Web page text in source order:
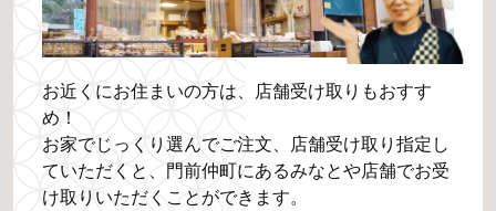
お近くにお住まいの方は、店舗受け取りもおすす
め！
お家でじっくり選んでご注文、店舗受け取り指定し
ていただくと、門前仲町にあるみなとや店舗でお受
け取りいただくことができます。